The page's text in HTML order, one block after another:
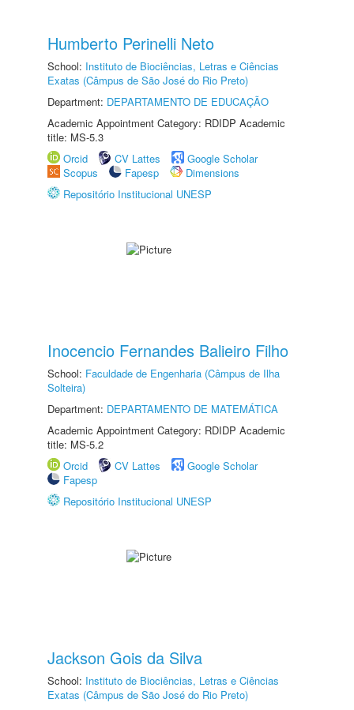
Humberto Perinelli Neto
School: Instituto de Biociências, Letras e Ciências
Exatas (Câmpus de São José do Rio Preto)
Department: DEPARTAMENTO DE EDUCAÇÃO
Academic Appointment Category: RDIDP Academic
title: MS-5.3
Orcid
CV Lattes
Google Scholar
Scopus
Fapesp
Dimensions
Repositório Institucional UNESP
Inocencio Fernandes Balieiro Filho
School: Faculdade de Engenharia (Câmpus de Ilha
Solteira)
Department: DEPARTAMENTO DE MATEMÁTICA
Academic Appointment Category: RDIDP Academic
title: MS-5.2
Orcid
CV Lattes
Google Scholar
Fapesp
Repositório Institucional UNESP
Jackson Gois da Silva
School: Instituto de Biociências, Letras e Ciências
Exatas (Câmpus de São José do Rio Preto)